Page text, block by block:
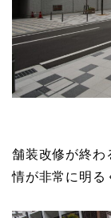
舗装改修が終わ
情が非常に明る